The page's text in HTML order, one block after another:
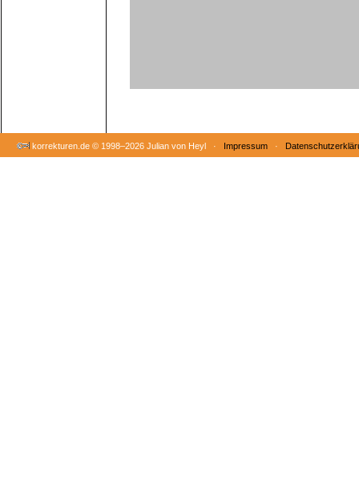
korrekturen.de © 1998–2026 Julian von Heyl · Impressum ·